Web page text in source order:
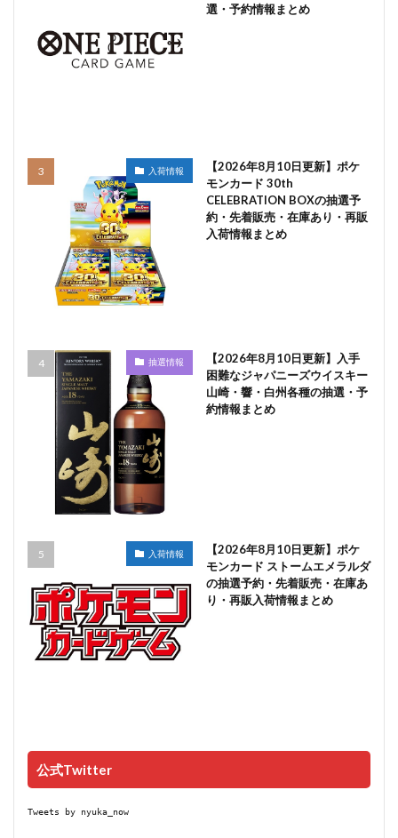
選・予約情報まとめ
入荷情報
【2026年8月10日更新】ポケ
モンカード 30th
CELEBRATION BOXの抽選予
約・先着販売・在庫あり・再販
入荷情報まとめ
抽選情報
【2026年8月10日更新】入手
困難なジャパニーズウイスキー
山崎・響・白州各種の抽選・予
約情報まとめ
入荷情報
【2026年8月10日更新】ポケ
モンカード ストームエメラルダ
の抽選予約・先着販売・在庫あ
り・再販入荷情報まとめ
公式Twitter
Tweets by nyuka_now